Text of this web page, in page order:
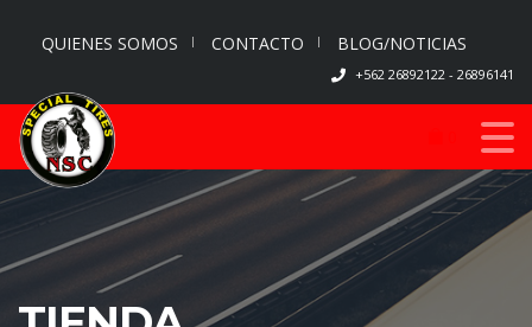
QUIENES SOMOS CONTACTO BLOG/NOTICIAS
+562 26892122 - 26896141